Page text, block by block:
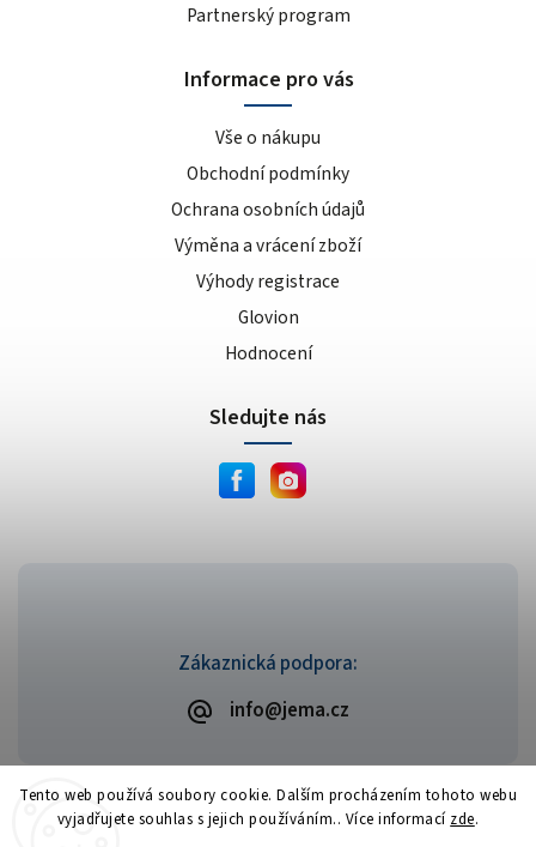
Tento web používá soubory cookie. Dalším procházením tohoto webu
vyjadřujete souhlas s jejich používáním.. Více informací zde.
Zákaznická podpora:
info@jema.cz
Partnerský program
Informace pro vás
Vše o nákupu
Obchodní podmínky
Ochrana osobních údajů
Výměna a vrácení zboží
Výhody registrace
Glovion
Hodnocení
Sledujte nás
Copyright 2026JEMA.cz. Všechna práva vyhrazena.